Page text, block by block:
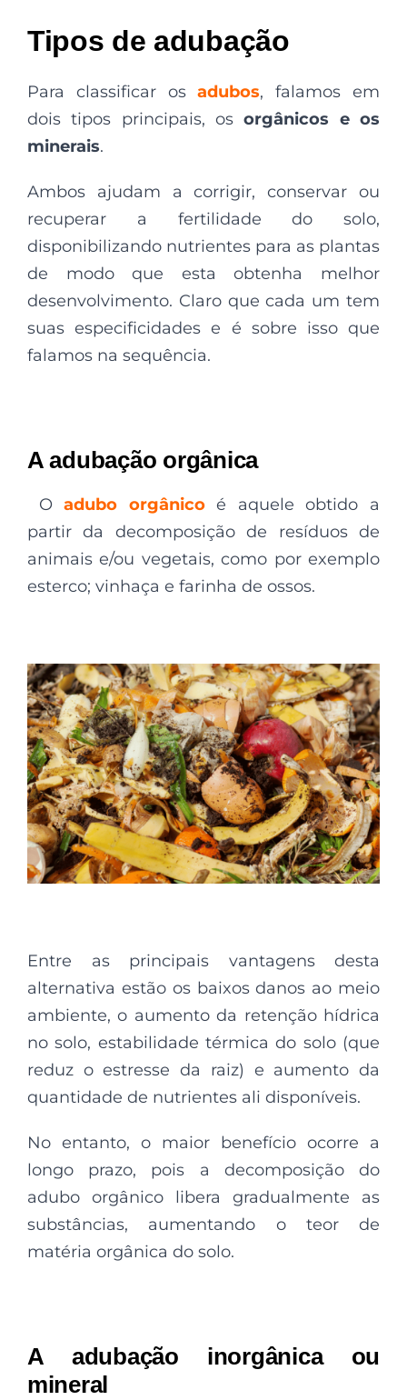
Tipos de adubação
Para classificar osadubos, falamos em
dois tipos principais, osorgânicos e os
minerais.
Ambos ajudam a corrigir, conservar ou
recuperar a fertilidade do solo,
disponibilizando nutrientes para as plantas
de modo que esta obtenha melhor
desenvolvimento. Claro que cada um tem
suas especificidades e é sobre isso que
falamos na sequência.
A adubação orgânica
Oadubo orgânicoé aquele obtido a
partir da decomposição de resíduos de
animais e/ou vegetais, como por exemplo
esterco; vinhaça e farinha de ossos.
Entre as principais vantagens desta
alternativa estão os baixos danos ao meio
ambiente, o aumento da retenção hídrica
no solo, estabilidade térmica do solo (que
reduz o estresse da raiz) e aumento da
quantidade de nutrientes ali disponíveis.
No entanto, o maior benefício ocorre a
longo prazo, pois a decomposição do
adubo orgânico libera gradualmente as
substâncias, aumentando o teor de
matéria orgânica do solo.
A adubação inorgânica ou
mineral